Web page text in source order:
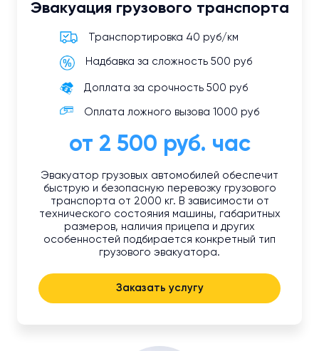
Эвакуация грузового транспорта
Транспортировка 40 руб/км
Надбавка за сложность 500 руб
Доплата за срочность 500 руб
Оплата ложного вызова 1000 руб
от 2 500 руб. час
Эвакуатор грузовых автомобилей обеспечит
быструю и безопасную перевозку грузового
транспорта от 2000 кг. В зависимости от
технического состояния машины, габаритных
размеров, наличия прицепа и других
особенностей подбирается конкретный тип
грузового эвакуатора.
Заказать услугу